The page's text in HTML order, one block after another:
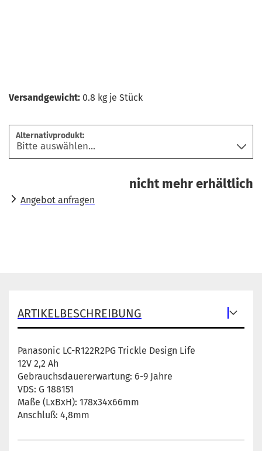
Versandgewicht: 0.8 kg je Stück
Alternativprodukt:
nicht mehr erhältlich
Angebot anfragen
ARTIKELBESCHREIBUNG
Panasonic LC-R122R2PG Trickle Design Life
12V 2,2 Ah
Gebrauchsdauererwartung: 6-9 Jahre
VDS: G 188151
Maße (LxBxH): 178x34x66mm
Anschluß: 4,8mm